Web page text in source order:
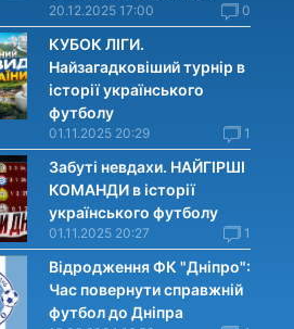
20.12.2025 17:00 0
КУБОК ЛІГИ.
Найзагадковіший турнір в
історії українського
футболу
01.11.2025 20:29 1
Забуті невдахи. НАЙГІРШІ
КОМАНДИ в історії
українського футболу
01.11.2025 20:27 1
Відродження ФК "Дніпро":
Час повернути справжній
футбол до Дніпра